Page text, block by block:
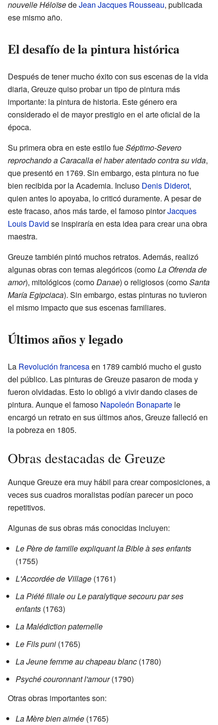
nouvelle HéloïsedeJean Jacques Rousseau, publicada
ese mismo año.
El desafío de la pintura histórica
Después de tener mucho éxito con sus escenas de la vida
diaria, Greuze quiso probar un tipo de pintura más
importante: la pintura de historia. Este género era
considerado el de mayor prestigio en el arte oficial de la
época.
Su primera obra en este estilo fueSéptimo-Severo
reprochando a Caracalla el haber atentado contra su vida,
que presentó en 1769. Sin embargo, esta pintura no fue
bien recibida por la Academia. Incluso Denis Diderot,
quien antes lo apoyaba, lo criticó duramente. A pesar de
este fracaso, años más tarde, el famoso pintorJacques
Louis David se inspiraría en esta idea para crear una obra
maestra.
Greuze también pintó muchos retratos. Además, realizó
algunas obras con temas alegóricos (comoLa Ofrenda de
amor), mitológicos (comoDanae) o religiosos (comoSanta
María Egipciaca). Sin embargo, estas pinturas no tuvieron
el mismo impacto que sus escenas familiares.
Últimos años y legado
La Revolución francesaen 1789 cambió mucho el gusto
del público. Las pinturas de Greuze pasaron de moda y
fueron olvidadas. Esto lo obligó a vivir dando clases de
pintura. Aunque el famoso Napoleón Bonaparte le
encargó un retrato en sus últimos años, Greuze falleció en
la pobreza en 1805.
Obras destacadas de Greuze
Aunque Greuze era muy hábil para crear composiciones, a
veces sus cuadros moralistas podían parecer un poco
repetitivos.
Algunas de sus obras más conocidas incluyen:
Le Père de famille expliquant la Bible à ses enfants
(1755)
L'Accordée de Village (1761)
La Piété filiale ou Le paralytique secouru par ses
enfants (1763)
La Malédiction paternelle
Le Fils puni (1765)
La Jeune femme au chapeau blanc (1780)
Psyché couronnant l'amour(1790)
Otras obras importantes son:
La Mère bien aimée (1765)